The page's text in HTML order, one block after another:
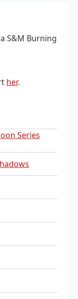
S&M Burning
her.
Series